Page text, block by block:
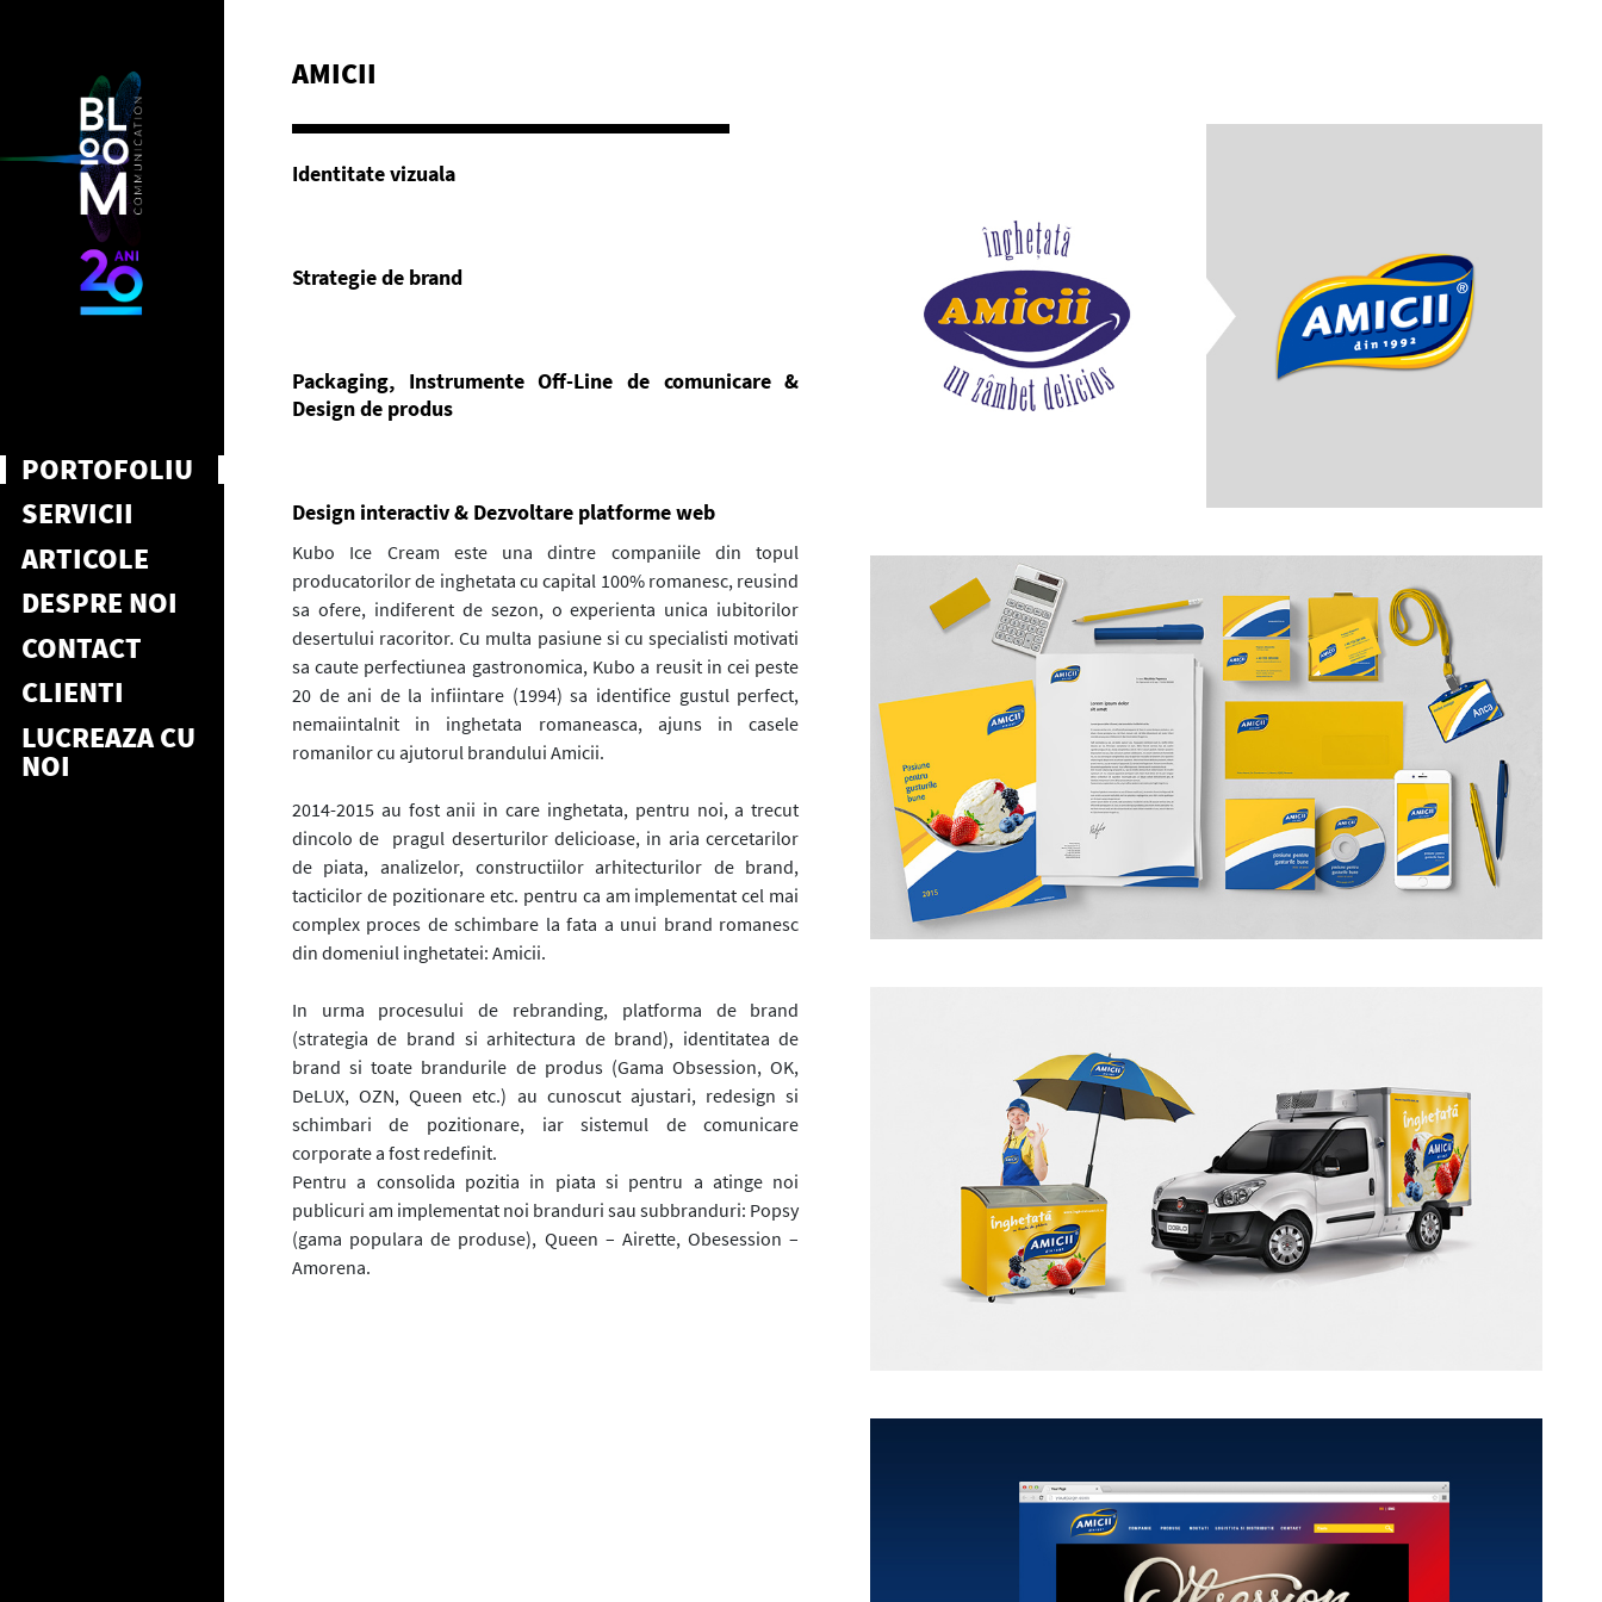
PORTOFOLIU
SERVICII
ARTICOLE
DESPRE NOI
CONTACT
CLIENTI
LUCREAZA CU
NOI
AMICII
Identitate vizuala
Strategie de brand
Packaging, Instrumente Off-Line de comunicare &
Design de produs
Design interactiv & Dezvoltare platforme web
Kubo Ice Cream este una dintre companiile din topul
producatorilor de inghetata cu capital 100% romanesc, reusind
sa ofere, indiferent de sezon, o experienta unica iubitorilor
desertului racoritor. Cu multa pasiune si cu specialisti motivati
sa caute perfectiunea gastronomica, Kubo a reusit in cei peste
20 de ani de la infiintare (1994) sa identifice gustul perfect,
nemaiintalnit in inghetata romaneasca, ajuns in casele
romanilor cu ajutorul brandului Amicii.
2014-2015 au fost anii in care inghetata, pentru noi, a trecut
dincolo de pragul deserturilor delicioase, in aria cercetarilor
de piata, analizelor, constructiilor arhitecturilor de brand,
tacticilor de pozitionare etc. pentru ca am implementat cel mai
complex proces de schimbare la fata a unui brand romanesc
din domeniul inghetatei: Amicii.
In urma procesului de rebranding, platforma de brand
(strategia de brand si arhitectura de brand), identitatea de
brand si toate brandurile de produs (Gama Obsession, OK,
DeLUX, OZN, Queen etc.) au cunoscut ajustari, redesign si
schimbari de pozitionare, iar sistemul de comunicare
corporate a fost redefinit.
Pentru a consolida pozitia in piata si pentru a atinge noi
publicuri am implementat noi branduri sau subbranduri: Popsy
(gama populara de produse), Queen – Airette, Obesession –
Amorena.